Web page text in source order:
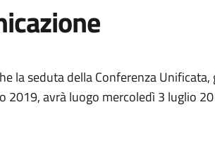
la seduta della Conferenza
2019, avrà luogo mercoledì 3 luglio